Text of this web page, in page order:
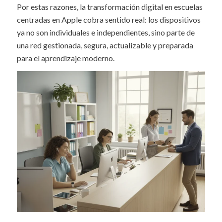
Por estas razones, la transformación digital en escuelas
centradas en Apple cobra sentido real: los dispositivos
ya no son individuales e independientes, sino parte de
una red gestionada, segura, actualizable y preparada
para el aprendizaje moderno.